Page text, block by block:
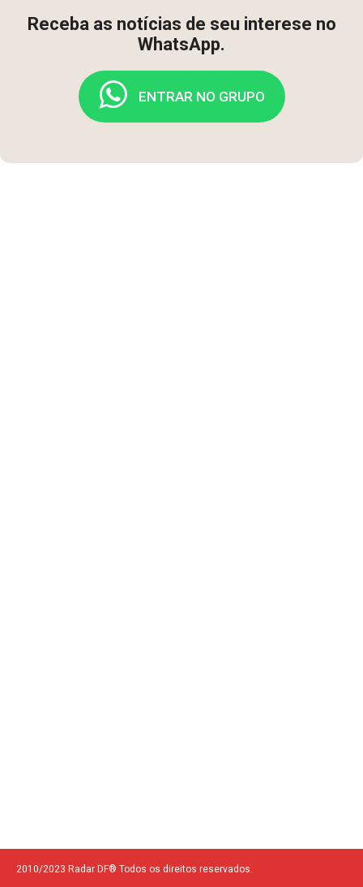
Receba as notícias de seu interese no
WhatsApp.
ENTRAR NO GRUPO
2010/2023 Radar DF® Todos os direitos reservados.